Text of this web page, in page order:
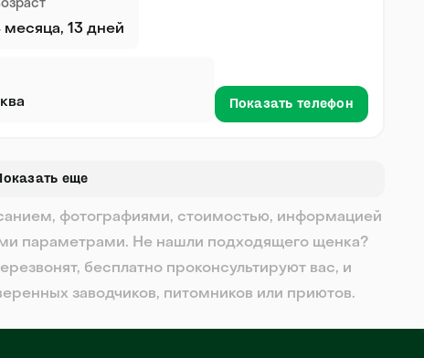
месяца, 13 дней
Показать телефон
еще
фотографиями, стоимостью, информацией
параметрами. Не нашли подходящего щенка?
бесплатно проконсультируют вас, и
заводчиков, питомников или приютов.